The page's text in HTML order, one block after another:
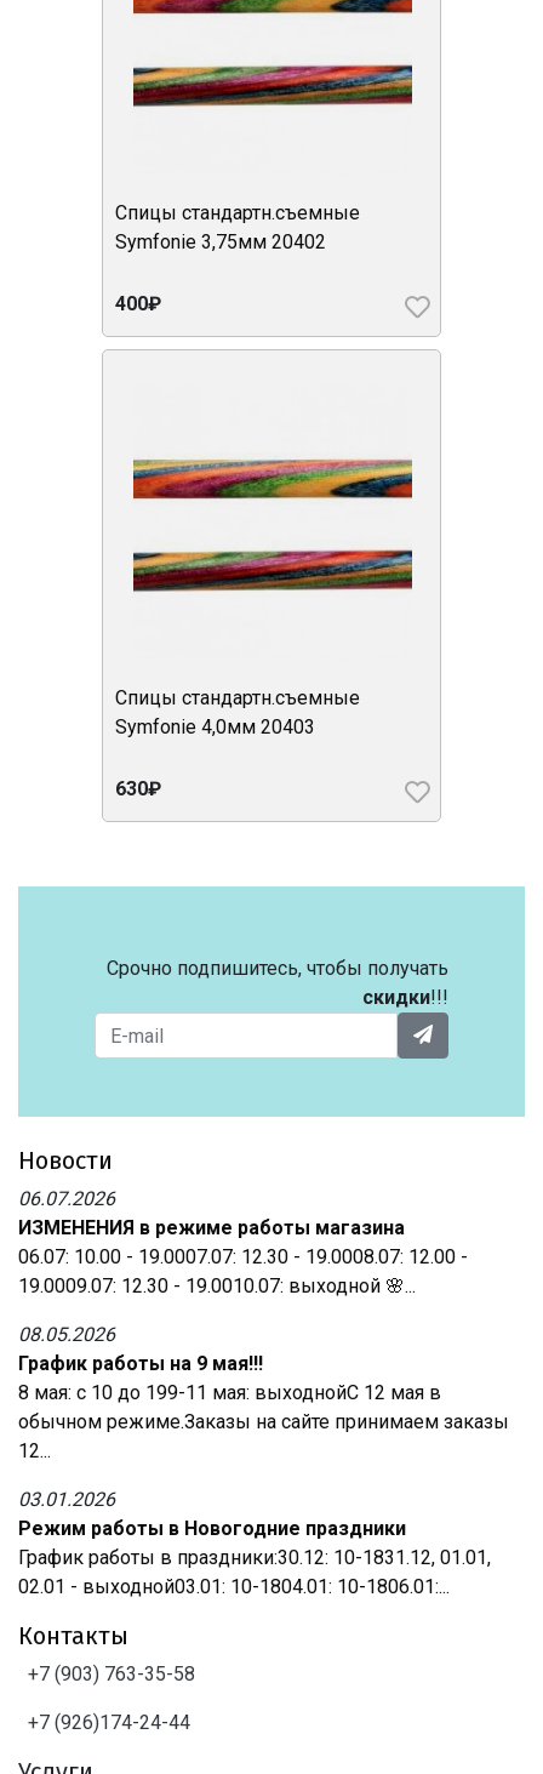
Спицы стандартн.съемные
Symfonie 3,75мм 20402
400₽
Спицы стандартн.съемные
Symfonie 4,0мм 20403
630₽
Срочно подпишитесь, чтобы получать
скидки!!!
Новости
06.07.2026
ИЗМЕНЕНИЯ в режиме работы магазина
06.07: 10.00 - 19.0007.07: 12.30 - 19.0008.07: 12.00 -
19.0009.07: 12.30 - 19.0010.07: выходной 🌸...
08.05.2026
График работы на 9 мая!!!
8 мая: с 10 до 199-11 мая: выходнойС 12 мая в
обычном режиме.Заказы на сайте принимаем заказы
12...
03.01.2026
Режим работы в Новогодние праздники
График работы в праздники:30.12: 10-1831.12, 01.01,
02.01 - выходной03.01: 10-1804.01: 10-1806.01:...
Контакты
+7 (903) 763-35-58
+7 (926)174-24-44